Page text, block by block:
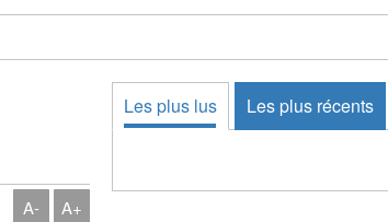
A- A+
Les plus lus Les plus récents